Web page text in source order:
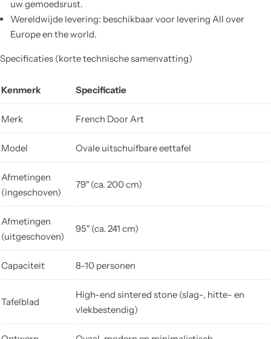
uw gemoedsrust.
Wereldwijde levering: beschikbaar voor levering All over
Europe en the world.
Specificaties (korte technische samenvatting)
Kenmerk Specificatie
Merk French Door Art
Model Ovale uitschuifbare eettafel
Afmetingen
(ingeschoven)
79″ (ca. 200 cm)
Afmetingen
(uitgeschoven)
95″ (ca. 241 cm)
Capaciteit 8–10 personen
Tafelblad
High-end sintered stone (slag-, hitte- en
vlekbestendig)